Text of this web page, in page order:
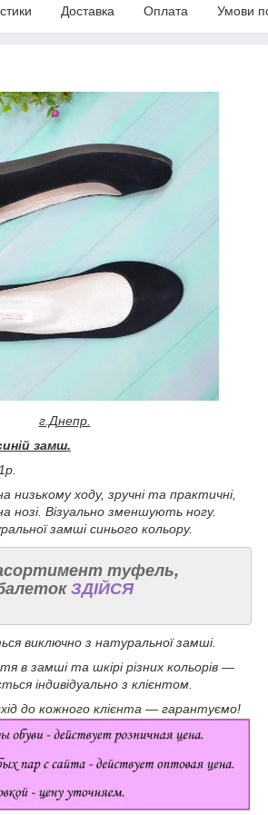
Доставка Оплата Умови
г.Днепр.
замш.
низькому ходу, зручні та практичні,
нозі. Візуально зменшують ногу.
замші синього кольору.
туфель,
ЗДІЙСЯ
виключно з натуральної замші.
в замші та шкірі різних кольорів —
індивідуально з клієнтом.
до кожного клієнта — гарантуємо!